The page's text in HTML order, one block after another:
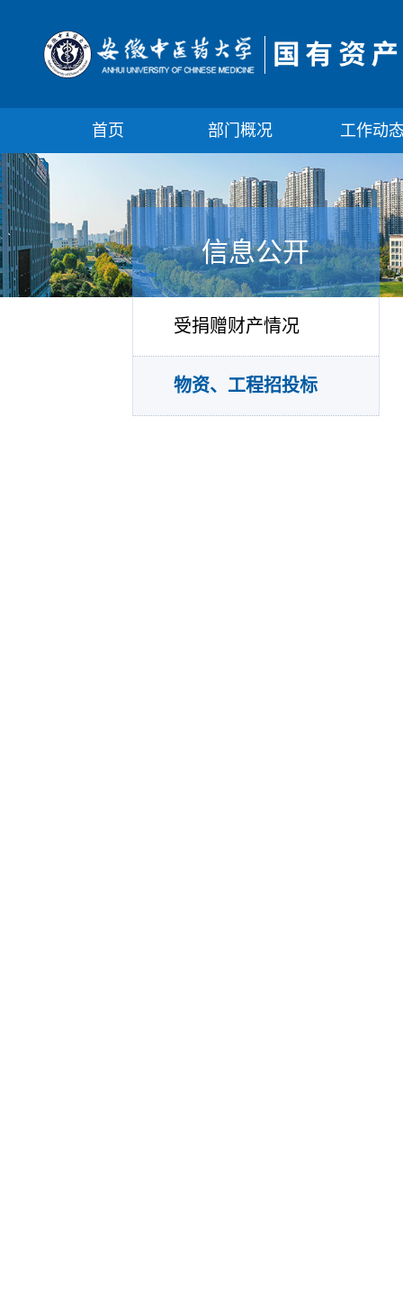
首页 部门概况 工作动
信息公开
受捐赠财产情况
物资、工程招投标